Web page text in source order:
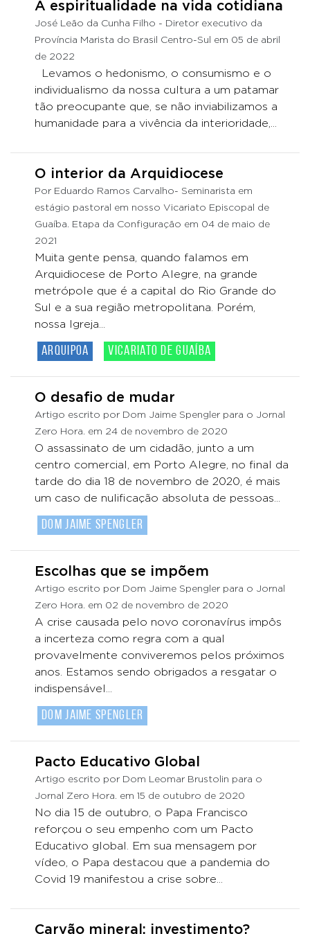
A espiritualidade na vida cotidiana
José Leão da Cunha Filho - Diretor executivo da
Província Marista do Brasil Centro-Sul em 05 de abril
de 2022
Levamos o hedonismo, o consumismo e o
individualismo da nossa cultura a um patamar
tão preocupante que, se não inviabilizamos a
humanidade para a vivência da interioridade,...
O interior da Arquidiocese
Por Eduardo Ramos Carvalho- Seminarista em
estágio pastoral em nosso Vicariato Episcopal de
Guaíba. Etapa da Configuração em 04 de maio de
2021
Muita gente pensa, quando falamos em
Arquidiocese de Porto Alegre, na grande
metrópole que é a capital do Rio Grande do
Sul e a sua região metropolitana. Porém,
nossa Igreja...
ArquiPoa
Vicariato de Guaíba
O desafio de mudar
Artigo escrito por Dom Jaime Spengler para o Jornal
Zero Hora. em 24 de novembro de 2020
O assassinato de um cidadão, junto a um
centro comercial, em Porto Alegre, no final da
tarde do dia 18 de novembro de 2020, é mais
um caso de nulificação absoluta de pessoas...
Dom Jaime Spengler
Escolhas que se impõem
Artigo escrito por Dom Jaime Spengler para o Jornal
Zero Hora. em 02 de novembro de 2020
A crise causada pelo novo coronavírus impôs
a incerteza como regra com a qual
provavelmente conviveremos pelos próximos
anos. Estamos sendo obrigados a resgatar o
indispensável...
Dom Jaime Spengler
Pacto Educativo Global
Artigo escrito por Dom Leomar Brustolin para o
Jornal Zero Hora. em 15 de outubro de 2020
No dia 15 de outubro, o Papa Francisco
reforçou o seu empenho com um Pacto
Educativo global. Em sua mensagem por
vídeo, o Papa destacou que a pandemia do
Covid 19 manifestou a crise sobre...
Carvão mineral: investimento?